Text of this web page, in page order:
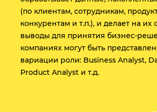
(по клиентам, сотрудникам,
конкурентам и т.п.), и делает на их
выводы для принятия бизнес-
компаниях могут быть
вариации роли: Business Analyst,
Product Analyst и т.д.